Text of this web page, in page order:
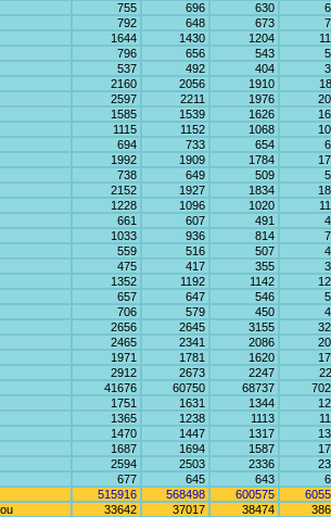
755 696 630
792 648 673
1644 1430 1204
796 656 543
537 492 404
2160 2056 1910
2597 2211 1976
1585 1539 1626
1115 1152 1068
694 733 654
1992 1909 1784
738 649 509
2152 1927 1834
1228 1096 1020
661 607 491
1033 936 814
559 516 507
475 417 355
1352 1192 1142
657 647 546
706 579 450
2656 2645 3155
2465 2341 2086
1971 1781 1620
2912 2673 2247
41676 60750 68737
1751 1631 1344
1365 1238 1113
1470 1447 1317
1687 1694 1587
2594 2503 2336
677 645 643
515916 568498 600575
33642 37017 38474